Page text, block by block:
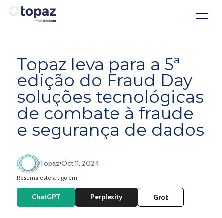
Topaz leva para a 5ª
edição do Fraud Day
soluções tecnológicas
de combate à fraude
e segurança de dados
Topaz Oct 11, 2024
Resuma este artigo em:
ChatGPT Perplexity Grok